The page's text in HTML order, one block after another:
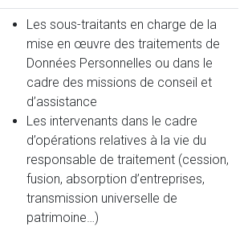
Les sous-traitants en charge de la
mise en œuvre des traitements de
Données Personnelles ou dans le
cadre des missions de conseil et
d’assistance
Les intervenants dans le cadre
d’opérations relatives à la vie du
responsable de traitement (cession,
fusion, absorption d’entreprises,
transmission universelle de
patrimoine…)